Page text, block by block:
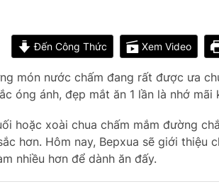
Đến Công Thức Xem Video
món nước chấm đang rất được ưa
óng ánh, đẹp mắt ăn 1 lần là nhớ mãi
hoặc xoài chua chấm mắm đường
hơn. Hôm nay, Bepxua sẽ giới thiệu
nhiều hơn để dành ăn đấy.